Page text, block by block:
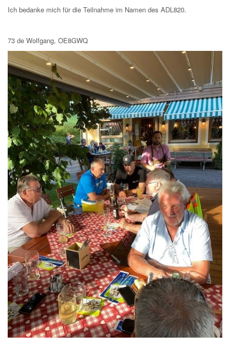
Ich bedanke mich für die Teilnahme im Namen des ADL820.
73 de Wolfgang, OE8GWQ